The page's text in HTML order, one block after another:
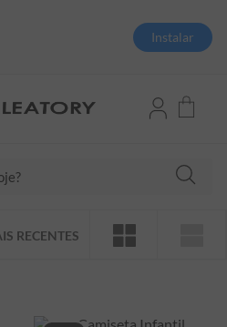
Instalar
RECENTES
1º
camisas polo